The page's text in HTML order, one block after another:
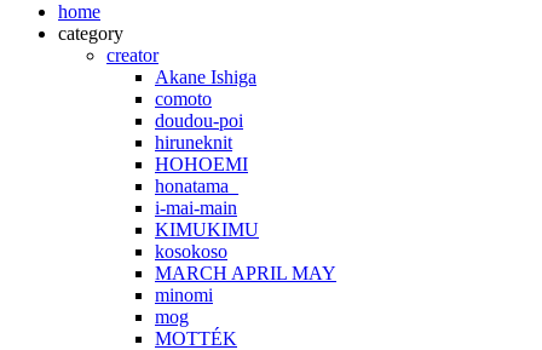
home
category
creator
Akane Ishiga
comoto
doudou-poi
hiruneknit
HOHOEMI
honatama_
i-mai-main
KIMUKIMU
kosokoso
MARCH APRIL MAY
minomi
mog
MOTTÉK